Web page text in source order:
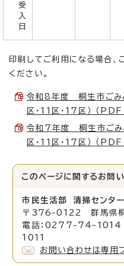
受
入
日
印刷してご利用になる場合、
ください。
令和8年度 桐生市ごみ
区・11区・17区） （
令和7年度 桐生市ごみ
区・11区・17区） （
このページに関する お問
市民生活部 清掃センタ
〒376-0122 群馬県桐
電話：0277-74-1014
1011
お問い合わせは専用